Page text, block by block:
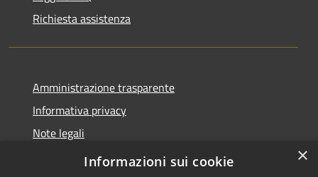
Richiesta assistenza
Amministrazione trasparente
Informativa privacy
Note legali
Dichiarazione di accessibilità
×
Informazioni sui cookie